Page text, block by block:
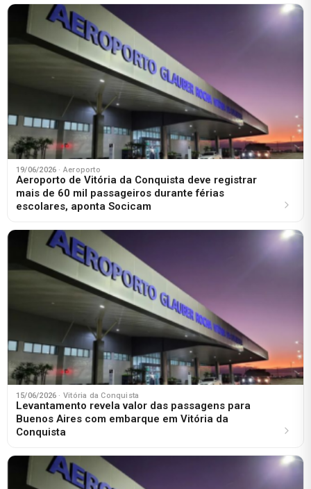
19/06/2026 · Aeroporto
Aeroporto de Vitória da Conquista deve registrar
mais de 60 mil passageiros durante férias
escolares, aponta Socicam
15/06/2026 · Vitória da Conquista
Levantamento revela valor das passagens para
Buenos Aires com embarque em Vitória da
Conquista